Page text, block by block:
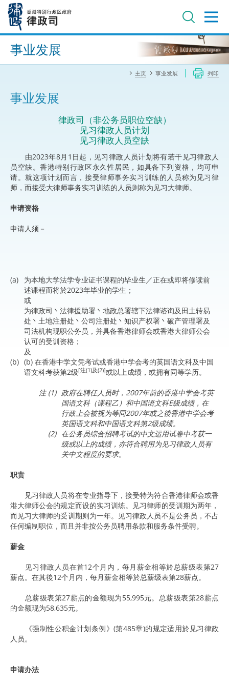
内
进阶搜寻
事业发展
主页 事业发展 列印
事业发展
律政司（非公务员职位空缺）
见习律政人员计划
见习律政人员空缺
由2023年8月1日起，见习律政人员计划将有若干见习律政人
员空缺。香港特别行政区永久性居民，如具备下列资格，均可申
请。就这项计划而言，接受律师事务实习训练的人员称为见习律
师，而接受大律师事务实习训练的人员则称为见习大律师。
申请资格
申请人须－
(a)
为本地大学法学专业证书课程的毕业生／正在或即将修读前
述课程而将於2023年毕业的学生；
或
为律政司丶法律援助署丶地政总署辖下法律谘询及田土转易
处丶土地注册处丶公司注册处丶知识产权署丶破产管理署及
司法机构现职公务员，并具备香港律师会或香港大律师公会
认可的受训资格；
及
(b) (b) 在香港中学文凭考试或香港中学会考的英国语文科及中国
语文科考获第2级[注(1)及(2)]或以上成绩，或拥有同等学历。
注 (1) 政府在聘任人员时，2007年前的香港中学会考英
国语文科（课程乙）和中国语文科E级成绩，在
行政上会被视为等同2007年或之後香港中学会考
英国语文科和中国语文科第2级成绩。
(2) 在公务员综合招聘考试的中文运用试卷中考获一
级或以上的成绩，亦符合聘用为见习律政人员有
关中文程度的要求。
职责
见习律政人员将在专业指导下，接受特为符合香港律师会或香
港大律师公会的规定而设的实习训练。见习律师的受训期为两年，
而见习大律师的受训期则为一年。见习律政人员不是公务员，不占
任何编制职位，而且并非按公务员聘用条款和服务条件受聘。
薪金
见习律政人员在首12个月内，每月薪金相等於总薪级表第27
薪点。在其後12个月内，每月薪金相等於总薪级表第28薪点。
总薪级表第27薪点的金额现为55,995元。总薪级表第28薪点
的金额现为58,635元。
《强制性公积金计划条例》(第485章)的规定适用於见习律政
人员。
申请办法